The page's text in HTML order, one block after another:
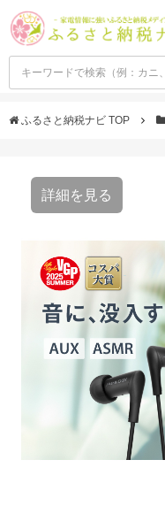
ふるさと納税ナビ TOP
詳細を見る